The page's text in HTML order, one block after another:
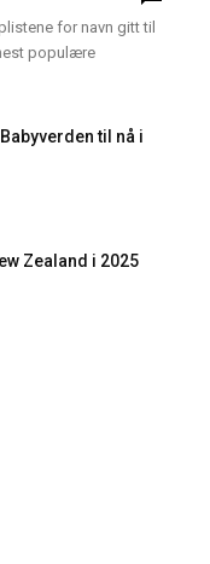
for navn gitt til
populære
til nå i
Zealand i 2025